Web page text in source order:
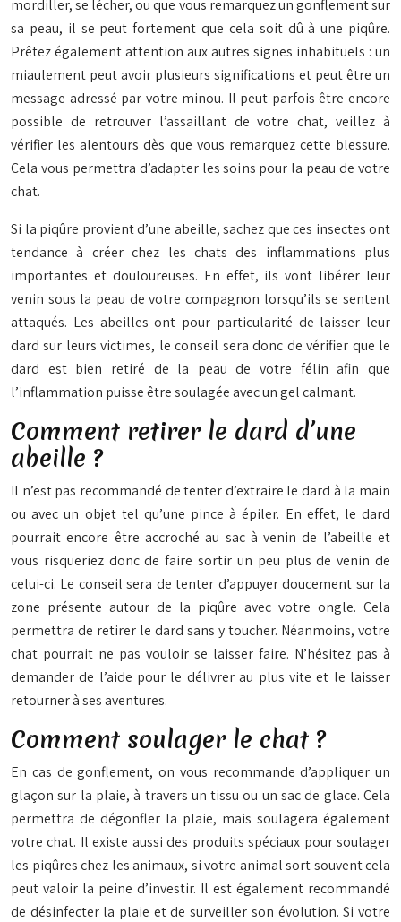
mordiller, se lécher, ou que vous remarquez un gonflement sur
sa peau, il se peut fortement que cela soit dû à une piqûre.
Prêtez également attention aux autres signes inhabituels : un
miaulement peut avoir plusieurs significations et peut être un
message adressé par votre minou. Il peut parfois être encore
possible de retrouver l’assaillant de votre chat, veillez à
vérifier les alentours dès que vous remarquez cette blessure.
Cela vous permettra d’adapter les soins pour la peau de votre
chat.
Si la piqûre provient d’une abeille, sachez que ces insectes ont
tendance à créer chez les chats des inflammations plus
importantes et douloureuses. En effet, ils vont libérer leur
venin sous la peau de votre compagnon lorsqu’ils se sentent
attaqués. Les abeilles ont pour particularité de laisser leur
dard sur leurs victimes, le conseil sera donc de vérifier que le
dard est bien retiré de la peau de votre félin afin que
l’inflammation puisse être soulagée avec un gel calmant.
Comment retirer le dard d’une
abeille ?
Il n’est pas recommandé de tenter d’extraire le dard à la main
ou avec un objet tel qu’une pince à épiler. En effet, le dard
pourrait encore être accroché au sac à venin de l’abeille et
vous risqueriez donc de faire sortir un peu plus de venin de
celui-ci. Le conseil sera de tenter d’appuyer doucement sur la
zone présente autour de la piqûre avec votre ongle. Cela
permettra de retirer le dard sans y toucher. Néanmoins, votre
chat pourrait ne pas vouloir se laisser faire. N’hésitez pas à
demander de l’aide pour le délivrer au plus vite et le laisser
retourner à ses aventures.
Comment soulager le chat ?
En cas de gonflement, on vous recommande d’appliquer un
glaçon sur la plaie, à travers un tissu ou un sac de glace. Cela
permettra de dégonfler la plaie, mais soulagera également
votre chat. Il existe aussi des produits spéciaux pour soulager
les piqûres chez les animaux, si votre animal sort souvent cela
peut valoir la peine d’investir. Il est également recommandé
de désinfecter la plaie et de surveiller son évolution. Si votre